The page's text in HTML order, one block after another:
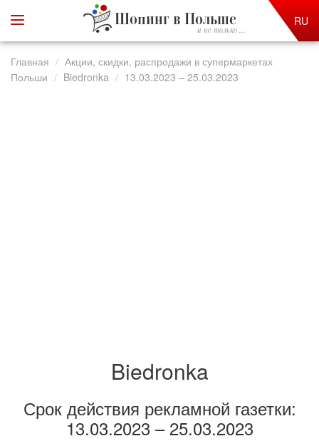
Шопинг в Польше
и не только ...
RU
Главная
Акции, скидки, распродажи в супермаркетах
Польши
Biedronka 13.03.2023 – 25.03.2023
Biedronka
Срок действия рекламной газетки:
13.03.2023 – 25.03.2023